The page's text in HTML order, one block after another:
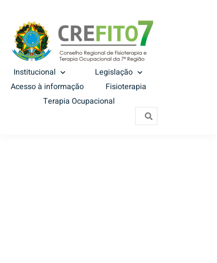
Institucional
Legislação
Acesso à informação
Fisioterapia
Terapia Ocupacional